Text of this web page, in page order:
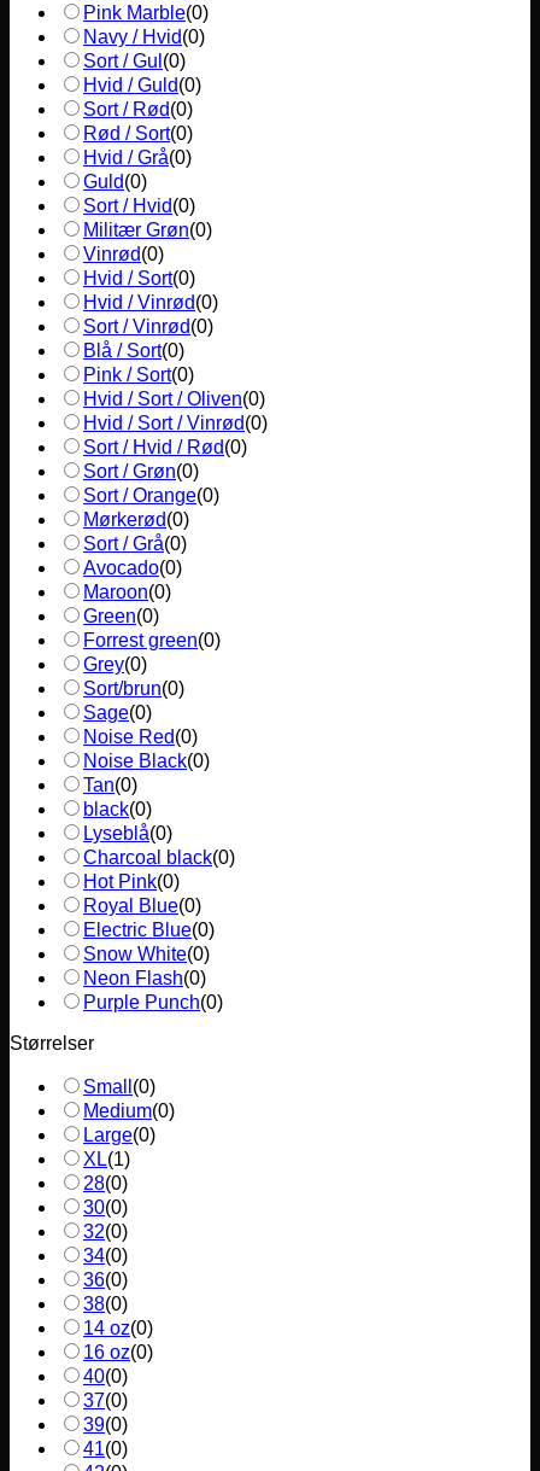
Pink Marble(0)
Navy / Hvid(0)
Sort / Gul (0)
Hvid / Guld(0)
Sort / Rød(0)
Rød / Sort(0)
Hvid / Grå(0)
Guld(0)
Sort / Hvid(0)
Militær Grøn(0)
Vinrød(0)
Hvid / Sort(0)
Hvid / Vinrød(0)
Sort / Vinrød(0)
Blå / Sort(0)
Pink / Sort(0)
Hvid / Sort / Oliven(0)
Hvid / Sort / Vinrød(0)
Sort / Hvid / Rød(0)
Sort / Grøn(0)
Sort / Orange(0)
Mørkerød(0)
Sort / Grå(0)
Avocado(0)
Maroon(0)
Green(0)
Forrest green(0)
Grey(0)
Sort/brun(0)
Sage(0)
Noise Red(0)
Noise Black(0)
Tan(0)
black(0)
Lyseblå(0)
Charcoal black(0)
Hot Pink(0)
Royal Blue(0)
Electric Blue(0)
Snow White(0)
Neon Flash(0)
Purple Punch(0)
Størrelser
Small (0)
Medium(0)
Large(0)
XL(1)
28(0)
30(0)
32(0)
34(0)
36(0)
38(0)
14 oz(0)
16 oz(0)
40(0)
37(0)
39(0)
41(0)